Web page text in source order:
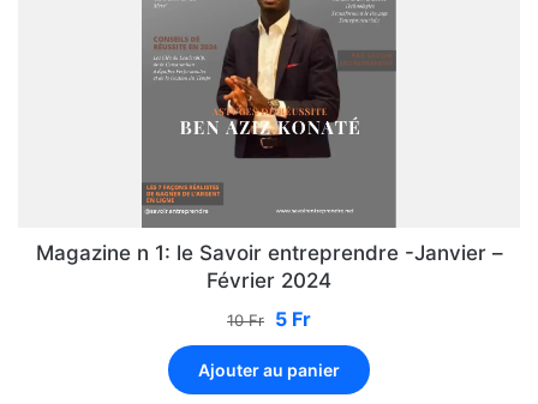
Magazine n 1: le Savoir entreprendre -Janvier –
Février 2024
10Fr 5 Fr
Ajouter au panier